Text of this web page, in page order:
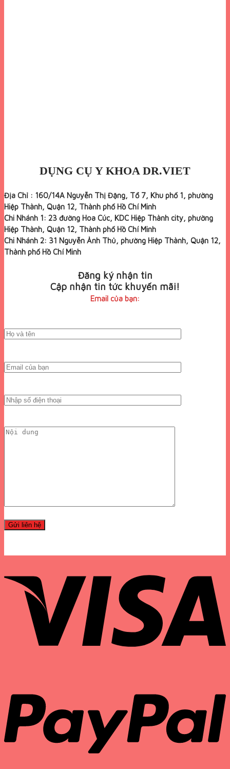
DỤNG CỤ Y KHOA DR.VIET
Địa Chỉ : 160/14A Nguyễn Thị Đặng, Tổ 7, Khu phố 1, phường
Hiệp Thành, Quận 12, Thành phố Hồ Chí Minh
Chi Nhánh 1: 23 đường Hoa Cúc, KDC Hiệp Thành city, phường
Hiệp Thành, Quận 12, Thành phố Hồ Chí Minh
Chi Nhánh 2: 31 Nguyễn Ảnh Thủ, phường Hiệp Thành, Quận 12,
Thành phố Hồ Chí Minh
Đăng ký nhận tin
Cập nhận tin tức khuyến mãi!
Email của bạn: